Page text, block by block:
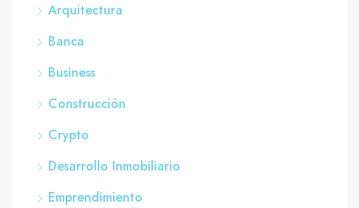
Arquitectura
Banca
Business
Construcción
Crypto
Desarrollo Inmobiliario
Emprendimiento